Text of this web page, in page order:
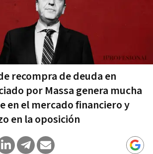
recompra de deuda en
por Massa genera mucha
en el mercado financiero y
en la oposición